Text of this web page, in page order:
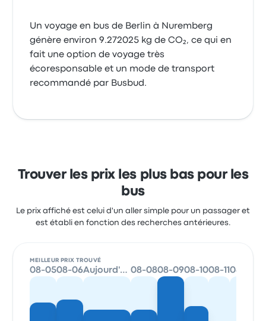
Un voyage en bus de Berlin à Nuremberg
génère environ 9.272025 kg de CO₂, ce qui en
fait une option de voyage très
écoresponsable et un mode de transport
recommandé par Busbud.
Trouver les prix les plus bas pour les
bus
Le prix affiché est celui d'un aller simple pour un passager et
est établi en fonction des recherches antérieures.
MEILLEUR PRIX TROUVÉ
08-0508-06 Aujourd'hui 08-0808-0908-1008-1108-12